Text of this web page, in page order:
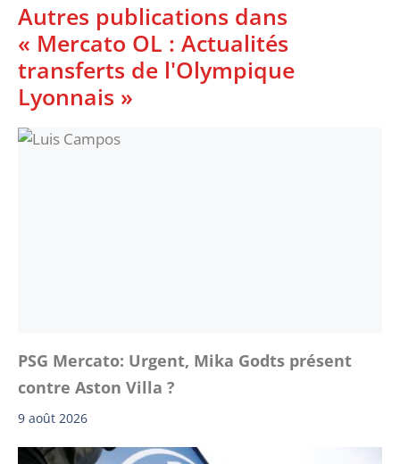
Autres publications dans
« Mercato OL : Actualités
transferts de l'Olympique
Lyonnais »
PSG Mercato: Urgent, Mika Godts présent
contre Aston Villa ?
9 août 2026